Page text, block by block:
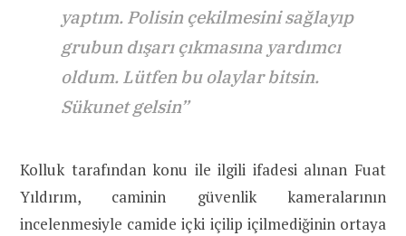
yaptım. Polisin çekilmesini sağlayıp
grubun dışarı çıkmasına yardımcı
oldum. Lütfen bu olaylar bitsin.
Sükunet gelsin”
Kolluk tarafından konu ile ilgili ifadesi alınan Fuat
Yıldırım, caminin güvenlik kameralarının
incelenmesiyle camide içki içilip içilmediğinin ortaya